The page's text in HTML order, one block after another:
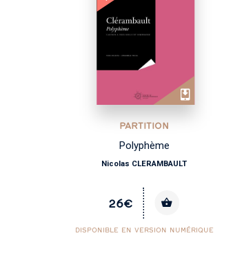
PARTITION
Polyphème
Nicolas CLERAMBAULT
26€
DISPONIBLE EN VERSION NUMÉRIQUE